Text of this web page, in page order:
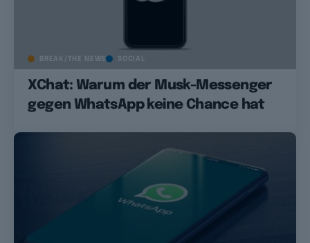
BREAK/THE NEWS SOCIAL
XChat: Warum der Musk-Messenger
gegen WhatsApp keine Chance hat